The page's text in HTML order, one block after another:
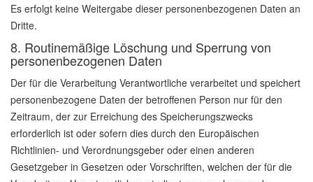
Es erfolgt keine Weitergabe dieser personenbezogenen Daten an
Dritte.
8. Routinemäßige Löschung und Sperrung von
personenbezogenen Daten
Der für die Verarbeitung Verantwortliche verarbeitet und speichert
personenbezogene Daten der betroffenen Person nur für den
Zeitraum, der zur Erreichung des Speicherungszwecks
erforderlich ist oder sofern dies durch den Europäischen
Richtlinien- und Verordnungsgeber oder einen anderen
Gesetzgeber in Gesetzen oder Vorschriften, welchen der für die